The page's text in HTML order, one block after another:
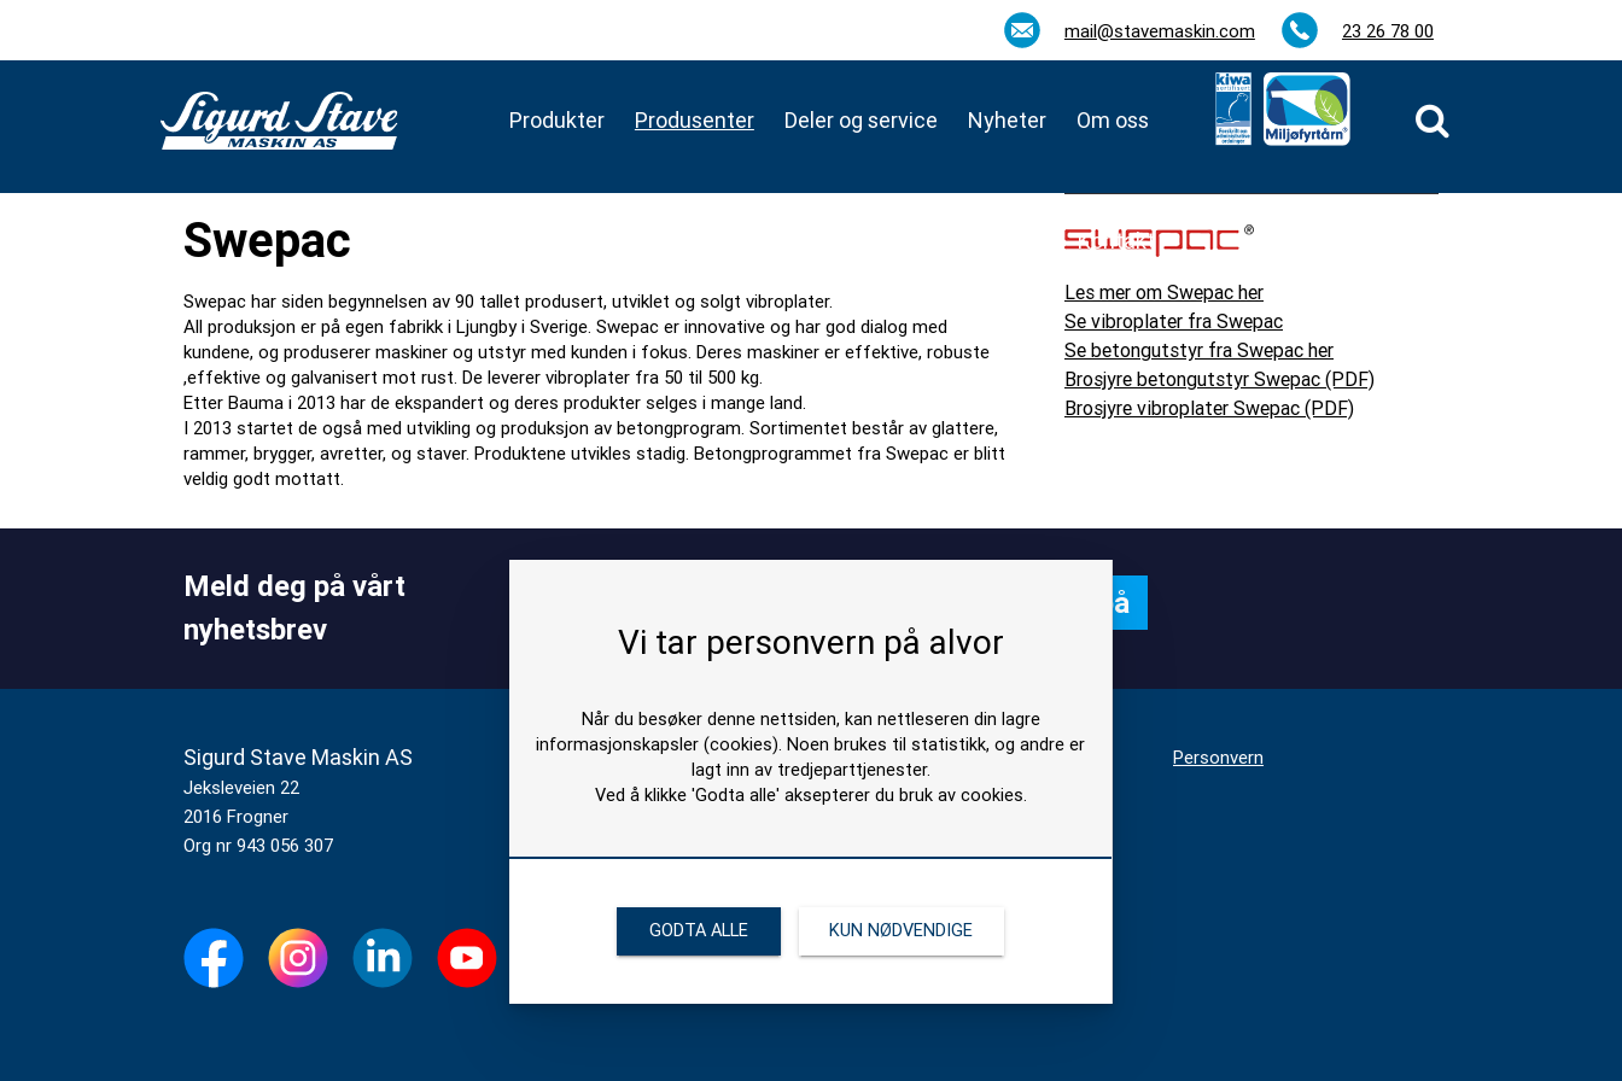
mail@stavemaskin.com 23 26 78 00
Produkter Produsenter Deler og service Nyheter Om oss
Kontakt
Swepac
Swepac har siden begynnelsen av 90 tallet produsert, utviklet og solgt vibroplater.
All produksjon er på egen fabrikk i Ljungby i Sverige. Swepac er innovative og har god dialog med
kundene, og produserer maskiner og utstyr med kunden i fokus. Deres maskiner er effektive, robuste
,effektive og galvanisert mot rust. De leverer vibroplater fra 50 til 500 kg.
Etter Bauma i 2013 har de ekspandert og deres produkter selges i mange land.
I 2013 startet de også med utvikling og produksjon av betongprogram. Sortimentet består av glattere,
rammer, brygger, avretter, og staver. Produktene utvikles stadig. Betongprogrammet fra Swepac er blitt
veldig godt mottatt.
Les mer om Swepac her
Se vibroplater fra Swepac
Se betongutstyr fra Swepac her
Brosjyre betongutstyr Swepac (PDF)
Brosjyre vibroplater Swepac (PDF)
Meld deg på vårt
nyhetsbrev
Sigurd Stave Maskin AS
Jeksleveien 22
2016 Frogner
Org nr 943 056 307
Kontakt oss
23 26 78 00
Åpningstider/Telefontid:
08:00 - 15:30 (Hverdager)
Personvern
Vi tar personvern på alvor
Når du besøker denne nettsiden, kan nettleseren din lagre
informasjonskapsler (cookies). Noen brukes til statistikk, og andre er
lagt inn av tredjeparttjenester.
Ved å klikke 'Godta alle' aksepterer du bruk av cookies.
GODTA ALLE KUN NØDVENDIGE